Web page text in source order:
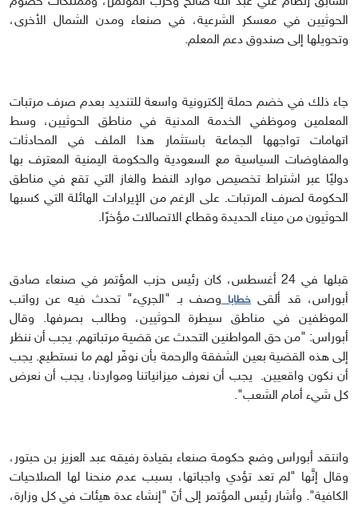
الحوثيين في معسكر الشرعية، في صنعاء ومدن الشمال الأخرى،
وتحويلها إلى صندوق دعم المعلم.
جاء ذلك في خضم حملة إلكترونية واسعة للتنديد بعدم صرف مرتبات
المعلمين وموظفي الخدمة المدنية في مناطق الحوثيين، وسط
اتهامات تواجهها الجماعة باستثمار هذا الملف في المحادثات
والمفاوضات السياسية مع السعودية والحكومة اليمنية المعترف بها
دوليًا عبر اشتراط تخصيص موارد النفط والغاز التي تقع في مناطق
الحكومة لصرف المرتبات. على الرغم من الإيرادات الهائلة التي كسبها
الحوثيون من ميناء الحديدة وقطاع الاتصالات مؤخرًا.
قبلها في 24 أغسطس، كان رئيس حزب المؤتمر في صنعاء صادق
أبوراس، قد ألقى خطاباوصف بـ "الجريء" تحدث فيه عن رواتب
الموظفين في مناطق سيطرة الحوثيين، وطالب بصرفها. وقال
أبوراس: "من حق المواطنين التحدث عن قضية مرتباتهم. يجب أن ننظر
إلى هذه القضية بعين الشفقة والرحمة بأن نوفّر لهم ما نستطيع. يجب
أن نكون واقعيين. يجب أن نعرف ميزانياتنا ومواردنا، يجب أن نعرض
كل شيء أمام الشعب".
وانتقد أبوراس وضع حكومة صنعاء بقيادة رفيقه عبد العزيز بن حبتور،
وقال إنَّها "لم تعد تؤدي واجباتها، بسبب عدم منحنا لها الصلاحيات
الكافية". وأشار رئيس المؤتمر إلى أنّ "إنشاء عدة هيئات في كل وزارة،